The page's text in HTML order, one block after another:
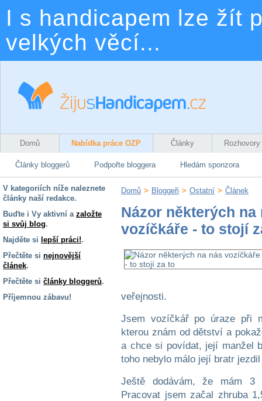
I s handicapem lze žít
velkých věcí...
Domů Nabídka práce OZP Články Rozhovory
Články bloggerů Podpořte bloggera Hledám sponzora
V kategoriích níže naleznete
články naší redakce.
Buďte i Vy aktivní a založte
si svůj blog.
Najděte si lepší práci!.
Přečtěte si nejnovější
článek.
Přečtěte si články bloggerů.
Příjemnou zábavu!
Domů > Bloggeři > Ostatní > Článek
Názor některých na
vozíčkáře - to stojí
veřejnosti.
Jsem vozíčkář po úraze při
kterou znám od dětství a
a chce si povídat, její manžel
toho nebylo málo její bratr
Ještě dodávám, že mám 3
Pracovat jsem začal zhruba